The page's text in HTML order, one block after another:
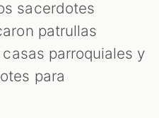
sacerdotes
patrullas
parroquiales y
para